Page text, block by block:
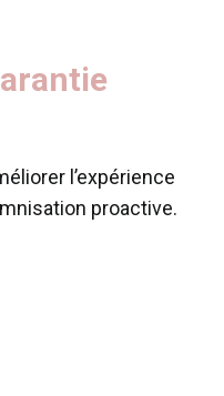
l’expérience
proactive.